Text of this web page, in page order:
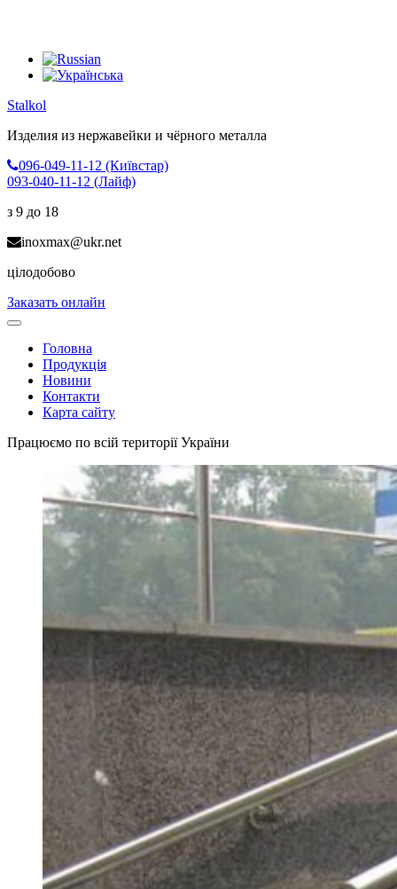
Stalkol
Изделия из нержавейки и чёрного металла
096-049-11-12 (Київстар)
093-040-11-12 (Лайф)
з 9 до 18
inoxmax@ukr.net
цілодобово
Заказать онлайн
Toggle
navigationГоловна
Продукція
Новини
Контакти
Карта сайту
Працюємо по всій території України